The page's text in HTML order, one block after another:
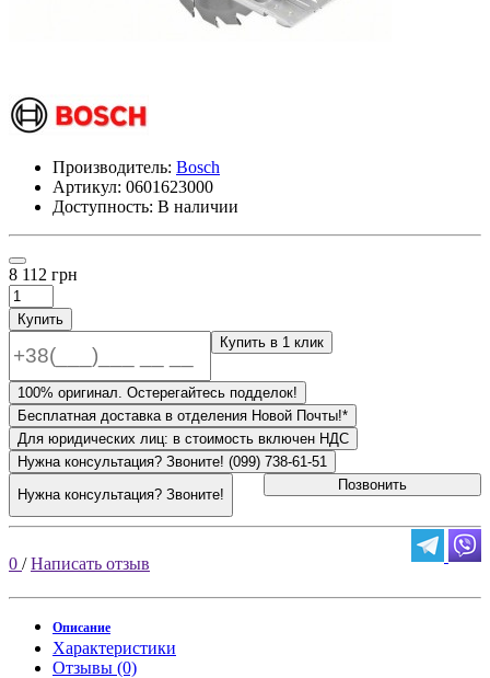
Производитель: Bosch
Артикул: 0601623000
Доступность: В наличии
8 112 грн
Купить
Купить в 1 клик
100% оригинал. Остерегайтесь подделок!
Бесплатная доставка в отделения Новой Почты!*
Для юридических лиц: в стоимость включен НДС
Нужна консультация? Звоните! (099) 738-61-51
Нужна консультация? Звоните!
Позвонить
0 /Написать отзыв
Описание
Характеристики
Отзывы (0)